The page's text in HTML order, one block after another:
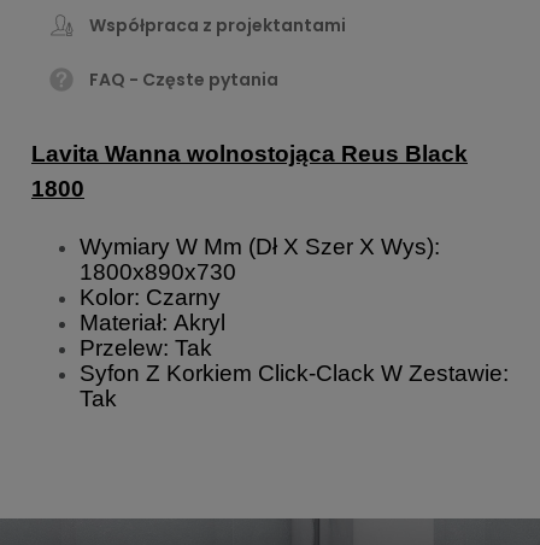
Współpraca z projektantami
FAQ - Częste pytania
Lavita Wanna wolnostojąca Reus Black
1800
Wymiary W Mm (Dł X Szer X Wys):
1800x890x730
Kolor: Czarny
Materiał: Akryl
Przelew: Tak
Syfon Z Korkiem Click-Clack W Zestawie:
Tak